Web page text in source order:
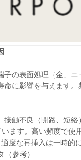
の表面処理（金、
に影響を与えます
触不良（開路、短
います。高い頻度で
度な再挿入は一時的
参考）